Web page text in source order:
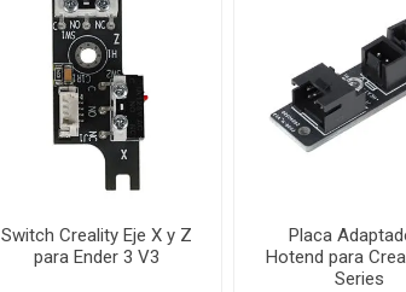
Switch Creality Eje X y Z
para Ender 3 V3
Placa
Hotend para
Series